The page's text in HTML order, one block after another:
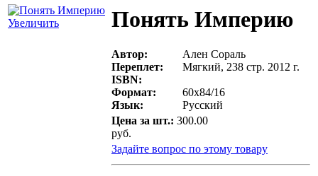
Увеличить Понять Империю
Автор:
Ален Сораль
Переплет:
Мягкий, 238 стр. 2012 г.
ISBN:
Формат:
60х84/16
Язык:
Русский
Цена за шт.: 300.00
руб.
Задайте вопрос по этому товару